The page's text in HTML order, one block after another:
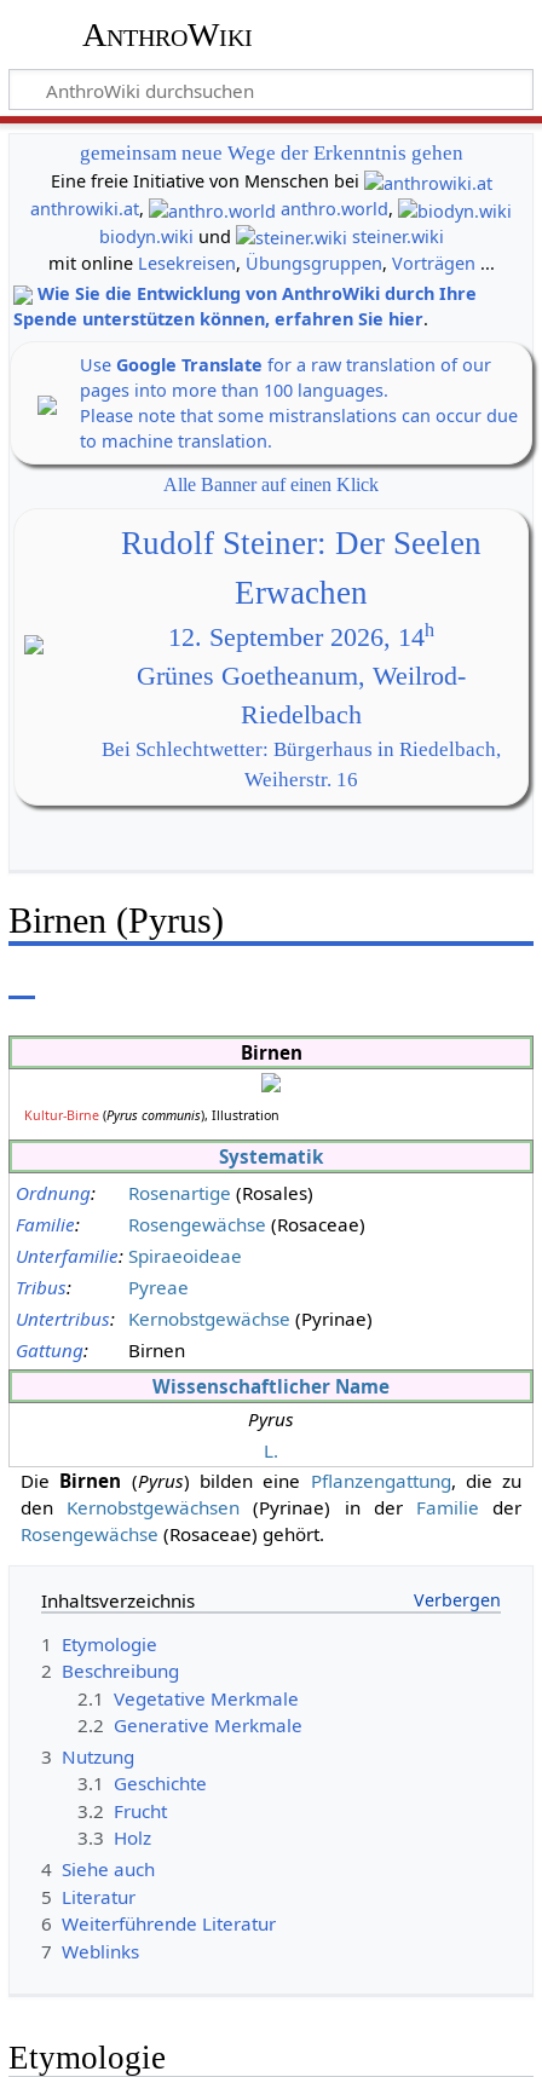
AnthroWiki
gemeinsam neue Wege der Erkenntnis gehen
Eine freie Initiative von Menschen bei
anthrowiki.at, anthro.world,
biodyn.wiki und
steiner.wiki
mit online Lesekreisen, Übungsgruppen, Vorträgen ...
Wie Sie die Entwicklung von AnthroWiki durch Ihre
Spende unterstützen können, erfahren Sie hier.
Use Google Translate for a raw translation of our
pages into more than 100 languages.
Please note that some mistranslations can occur due
to machine translation.
Alle Banner auf einen Klick
Rudolf Steiner: Der Seelen
Erwachen
12. September 2026, 14h
Grünes Goetheanum, Weilrod-
Riedelbach
Bei Schlechtwetter: Bürgerhaus in Riedelbach,
Weiherstr. 16
Birnen (Pyrus)
Birnen
Kultur-Birne (Pyrus communis), Illustration
Systematik
Ordnung: Rosenartige (Rosales)
Familie: Rosengewächse (Rosaceae)
Unterfamilie: Spiraeoideae
Tribus:
Pyreae
Untertribus: Kernobstgewächse (Pyrinae)
Gattung:
Birnen
Wissenschaftlicher Name
Pyrus
L.
Die Birnen (Pyrus) bilden eine Pflanzengattung, die zu
den Kernobstgewächsen (Pyrinae) in der Familie der
Rosengewächse (Rosaceae) gehört.
Inhaltsverzeichnis
1 Etymologie
2 Beschreibung
2.1 Vegetative Merkmale
2.2 Generative Merkmale
3 Nutzung
3.1 Geschichte
3.2 Frucht
3.3 Holz
4 Siehe auch
5 Literatur
6 Weiterführende Literatur
7 Weblinks
Etymologie